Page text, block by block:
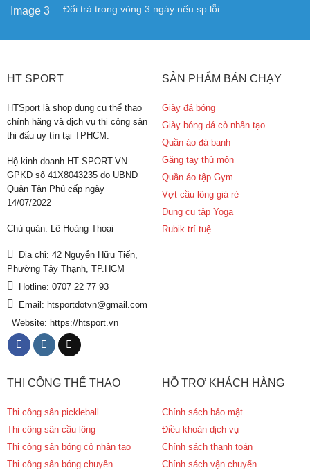
Đổi trả trong vòng 3 ngày nếu sp lỗi
HT SPORT
HTSport là shop dụng cụ thể thao
chính hãng và dịch vụ thi công sân
thi đấu uy tín tại TPHCM.
Hộ kinh doanh HT SPORT.VN.
GPKD số 41X8043235 do UBND
Quận Tân Phú cấp ngày
14/07/2022
Chủ quản: Lê Hoàng Thoại
Địa chỉ: 42 Nguyễn Hữu Tiến,
Phường Tây Thạnh, TP.HCM
Hotline: 0707 22 77 93
Email: htsportdotvn@gmail.com
Website: https://htsport.vn
SẢN PHẨM BÁN CHẠY
Giày đá bóng
Giày bóng đá cỏ nhân tạo
Quần áo đá banh
Găng tay thủ môn
Quần áo tập Gym
Vợt cầu lông giá rẻ
Dụng cụ tập Yoga
Rubik trí tuệ
THI CÔNG THỂ THAO
Thi công sân pickleball
Thi công sân cầu lông
Thi công sân bóng cỏ nhân tạo
Thi công sân bóng chuyền
HỖ TRỢ KHÁCH HÀNG
Chính sách bảo mật
Điều khoản dịch vụ
Chính sách thanh toán
Chính sách vận chuyển